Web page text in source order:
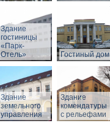
Здание
гостиницы
«Парк-
Отель»
Гостиный дом
Здание
земельного
управления
Здание
комендатуры
с рельефами